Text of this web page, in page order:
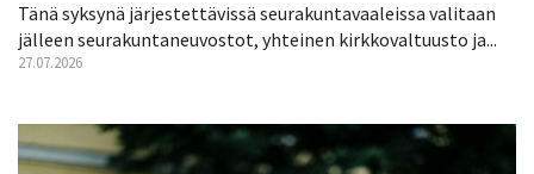
Tänä syksynä järjestettävissä seurakuntavaaleissa valitaan
jälleen seurakuntaneuvostot, yhteinen kirkkovaltuusto ja...
27.07.2026